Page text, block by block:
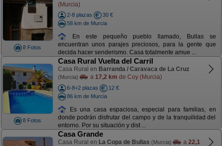
8 Fotos
(Murcia)
2-8 plazas
30 €
58 km de Murcia
En este pequeño pueblo llamado, Bullas se
encuentran unos parajes preciosos, para la gente que
decida hacer senderismo. Casa totalmente amue ...
8 Fotos
Casa Rural Vuelta del Carril
Casa Rural en Barranda / Caravaca de La Cruz
(Murcia) a 17,2 km de Coy (Murcia)
6-8+2 plazas
12 €
86 km de Murcia
Es una casa espaciosa, especial para familias, en
donde podrán disfrutar del campo y de la tranquilidad del
entorno. Por su situación y dist ...
Casa Grande
Casa Rural en La Copa de Bullas (Murcia) a 22,1